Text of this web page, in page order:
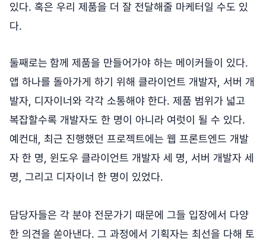
있다. 혹은 우리 제품을 더 잘 전달해줄 마케터일 수도 있
다.
둘째로는 함께 제품을 만들어가야 하는 메이커들이 있다.
앱 하나를 돌아가게 하기 위해 클라이언트 개발자, 서버 개
발자, 디자이너와 각각 소통해야 한다. 제품 범위가 넓고
복잡할수록 개발자도 한 명이 아니라 여럿이 될 수 있다.
예컨대, 최근 진행했던 프로젝트에는 웹 프론트엔드 개발
자 한 명, 윈도우 클라이언트 개발자 세 명, 서버 개발자 세
명, 그리고 디자이너 한 명이 있었다.
담당자들은 각 분야 전문가기 때문에 그들 입장에서 다양
한 의견을 쏟아낸다. 그 과정에서 기획자는 최선을 다해 토